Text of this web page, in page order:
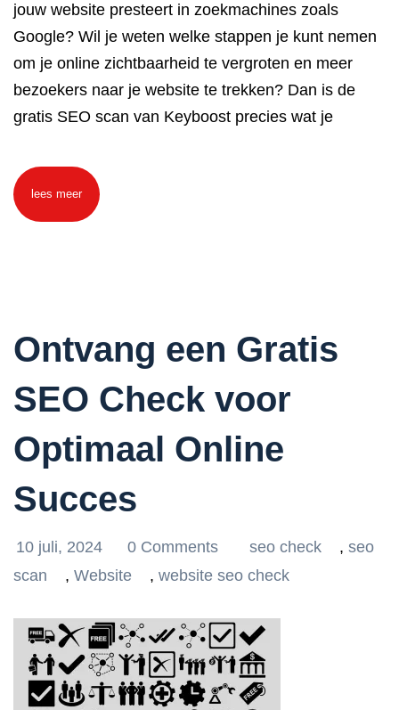
jouw website presteert in zoekmachines zoals
Google? Wil je weten welke stappen je kunt nemen
om je online zichtbaarheid te vergroten en meer
bezoekers naar je website te trekken? Dan is de
gratis SEO scan van Keyboost precies wat je
lees meer
Ontvang een Gratis
SEO Check voor
Optimaal Online
Succes
10 juli, 2024 0 Comments seo check , seo
scan
, Website , website seo check